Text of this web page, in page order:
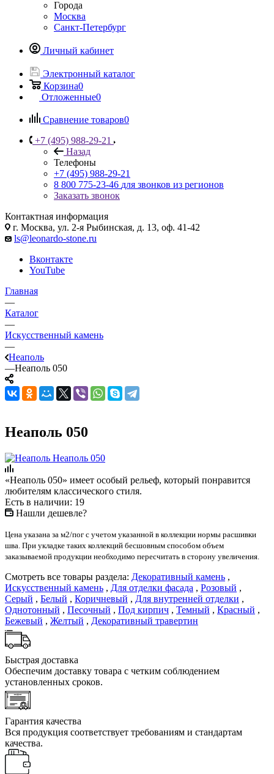
Города
Москва
Санкт-Петербург
Личный кабинет
Электронный каталог
Корзина0
Отложенные0
Сравнение товаров0
+7 (495) 988-29-21
Назад
Телефоны
+7 (495) 988-29-21
8 800 775-23-46 для звонков из регионов
Заказать звонок
Контактная информация
г. Москва, ул. 2-я Рыбинская, д. 13, оф. 41-42
ls@leonardo-stone.ru
Вконтакте
YouTube
Главная
—
Каталог
—
Искусственный камень
—
Неаполь
—Неаполь 050
Неаполь 050
«Неаполь 050» имеет особый рельеф, который понравится
любителям классического стиля.
Есть в наличии: 19
Нашли дешевле?
Цена указана за м2/пог с учетом указанной в коллекции нормы расшивки
шва. При укладке таких коллекций бесшовным способом объем
заказываемой продукции необходимо пересчитать в сторону увеличения.
Смотреть все товары раздела: Декоративный камень ,
Искусственный камень , Для отделки фасада , Розовый ,
Серый , Белый , Коричневый , Для внутренней отделки ,
Однотонный , Песочный , Под кирпич , Темный , Красный ,
Бежевый , Желтый , Декоративный травертин
Быстрая доставка
Обеспечим доставку товара с четким соблюдением
установленных сроков.
Гарантия качества
Вся продукция соответствует требованиям и стандартам
качества.